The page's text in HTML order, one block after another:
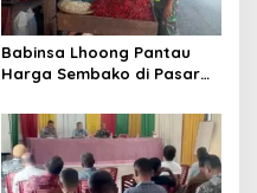
Babinsa Lhoong Pantau
Harga Sembako di Pasar
Perkembangannya